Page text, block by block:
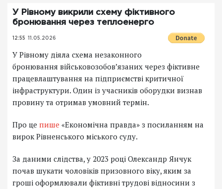
У Рівному викрили схему фіктивного
бронювання через теплоенерго
12:55 11.05.2026
У Рівному діяла схема незаконного
бронювання військовозобов’язаних через фіктивне
працевлаштування на підприємстві критичної
інфраструктури. Один із учасників оборудки визнав
провину та отримав умовний термін.
Про це пише «Економічна правда» з посиланням на
вирок Рівненського міського суду.
За даними слідства, у 2023 році Олександр Янчук
почав шукати чоловіків призовного віку, яким за
гроші оформлювали фіктивні трудові відносини з